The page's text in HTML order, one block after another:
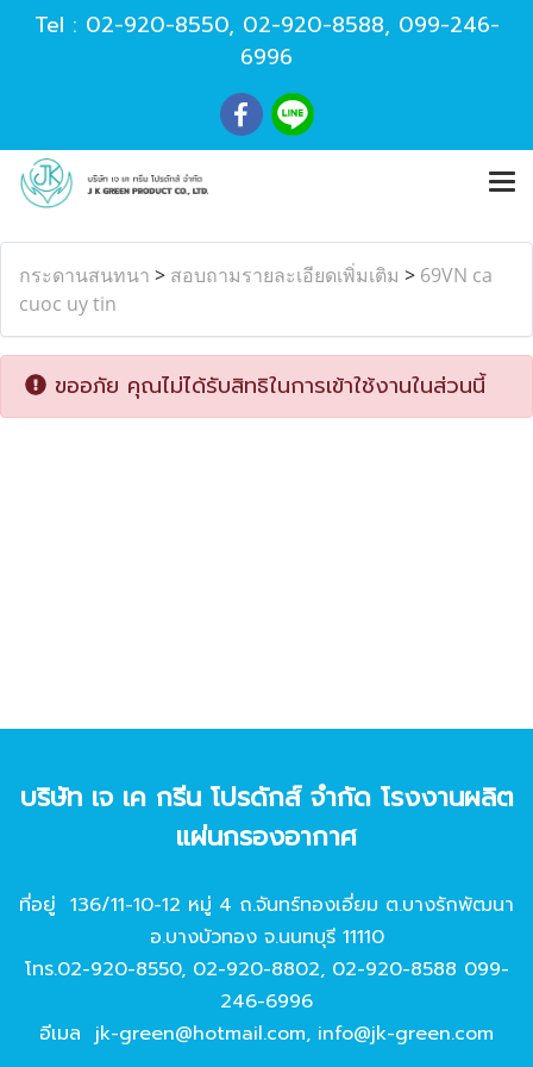
Tel : 02-920-8550, 02-920-8588, 099-246-
6996
กระดานสนทนา > สอบถามรายละเอียดเพิ่มเติม > 69VN ca
cuoc uy tin
ขออภัย คุณไม่ได้รับสิทธิในการเข้าใช้งานในส่วนนี้
บริษัท เจ เค กรีน โปรดักส์ จํากัด โรงงานผลิต
แผ่นกรองอากาศ
ที่อยู่ 136/11-10-12 หมู่ 4 ถ.จันทร์ทองเอี่ยม ต.บางรักพัฒนา
อ.บางบัวทอง จ.นนทบุรี 11110
โทร.02-920-8550, 02-920-8802, 02-920-8588 099-
246-6996
อีเมล jk-green@hotmail.com, info@jk-green.com